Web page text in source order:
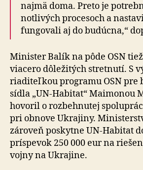
najmä doma. Preto je
not­livých pro­ce­soch a
fun­go­vali aj do bu­dúcna,“
Minister Balík na pôde OSN
viacero dôležitých stretnutí. S
riaditeľkou programu OSN pre
sídla „UN-Habitat“ Maimonou
hovoril o roz­beh­nutej
pri ob­no­ve Ukrajiny.
zároveň poskytne UN-Habitat
príspevok 250 000 eur na
vojny na Ukra­jine.